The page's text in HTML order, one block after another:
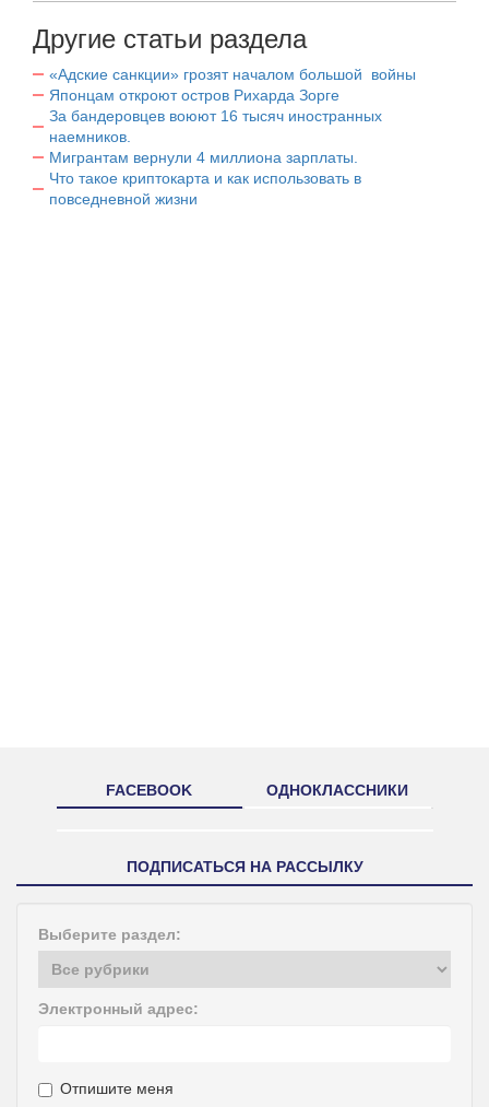
Другие статьи раздела
«Адские санкции» грозят началом большой войны
Японцам откроют остров Рихарда Зорге
За бандеровцев воюют 16 тысяч иностранных
наемников.
Мигрантам вернули 4 миллиона зарплаты.
Что такое криптокарта и как использовать в
повседневной жизни
FACEBOOK ОДНОКЛАССНИКИ
ПОДПИСАТЬСЯ НА РАССЫЛКУ
Выберите раздел:
Электронный адрес:
Отпишите меня